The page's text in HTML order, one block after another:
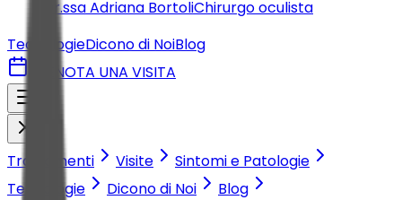
Dr.ssa Adriana BortoliChirurgo oculista
TecnologieDicono di NoiBlog
PRENOTA UNA VISITA
Trattamenti Visite
Sintomi e Patologie
Tecnologie
Dicono di Noi Blog